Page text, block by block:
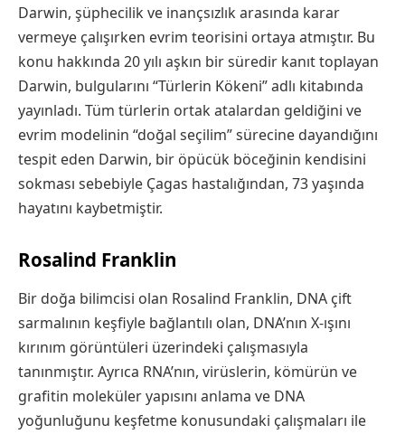
Darwin, şüphecilik ve inançsızlık arasında karar
vermeye çalışırken evrim teorisini ortaya atmıştır. Bu
konu hakkında 20 yılı aşkın bir süredir kanıt toplayan
Darwin, bulgularını “Türlerin Kökeni” adlı kitabında
yayınladı. Tüm türlerin ortak atalardan geldiğini ve
evrim modelinin “doğal seçilim” sürecine dayandığını
tespit eden Darwin, bir öpücük böceğinin kendisini
sokması sebebiyle Çagas hastalığından, 73 yaşında
hayatını kaybetmiştir.
Rosalind Franklin
Bir doğa bilimcisi olan Rosalind Franklin, DNA çift
sarmalının keşfiyle bağlantılı olan, DNA’nın X-ışını
kırınım görüntüleri üzerindeki çalışmasıyla
tanınmıştır. Ayrıca RNA’nın, virüslerin, kömürün ve
grafitin moleküler yapısını anlama ve DNA
yoğunluğunu keşfetme konusundaki çalışmaları ile